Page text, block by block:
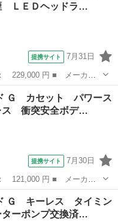
ＬＥＤヘッドラ…
提携サイト 7月31日
■ グレード名： Ｇ ２
Ｄヘッドライト 直営デ
Ｇ カセット パワース
ス 衝突安全ボデ…
提携サイト 7月30日
■ グレード名： Ｇ カ
突安全ボディ 運転席エ
Ｇ キーレス タイミン
ーポンプ交換済…